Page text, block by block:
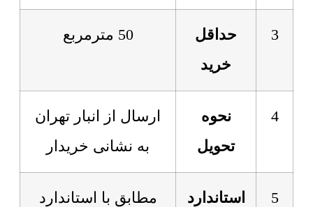
3
حداقل
خرید
50 مترمربع
4
نحوه
تحویل
ارسال از انبار تهران
به نشانی خریدار
5 استاندارد
مطابق با استاندارد